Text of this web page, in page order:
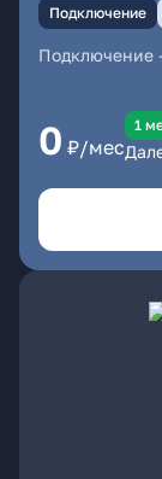
Подключение
Подключение
0 ₽/мес
1